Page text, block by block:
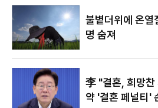
불볕더위에 온
명 숨져
李 "결혼, 희망찬
약 '결혼 페널티'